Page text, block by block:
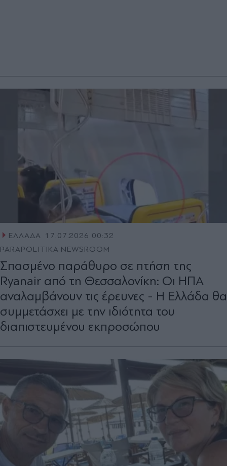
ΕΛΛΑΔΑ 17.07.2026 00:32
PARAPOLITIKA NEWSROOM
Σπασμένο παράθυρο σε πτήση της
Ryanair από τη Θεσσαλονίκη: Οι ΗΠΑ
αναλαμβάνουν τις έρευνες - Η Ελλάδα θα
συμμετάσχει με την ιδιότητα του
διαπιστευμένου εκπροσώπου